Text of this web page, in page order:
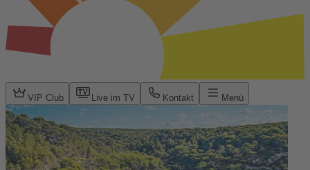
VIP Club Live im TV Kontakt Menü